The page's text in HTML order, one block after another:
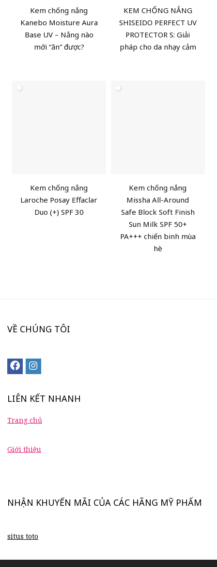
Kem chống nắng
Kanebo Moisture Aura
Base UV – Nắng nào
mới “ăn” được?
KEM CHỐNG NẮNG
SHISEIDO PERFECT UV
PROTECTOR S: Giải
pháp cho da nhạy cảm
Kem chống nắng
Laroche Posay Effaclar
Duo (+) SPF 30
Kem chống nắng
Missha All-Around
Safe Block Soft Finish
Sun Milk SPF 50+
PA+++ chiến binh mùa
hè
VỀ CHÚNG TÔI
LIÊN KẾT NHANH
Trang chủ
Giới thiệu
NHẬN KHUYẾN MÃI CỦA CÁC HÃNG MỸ PHẨM
situs toto